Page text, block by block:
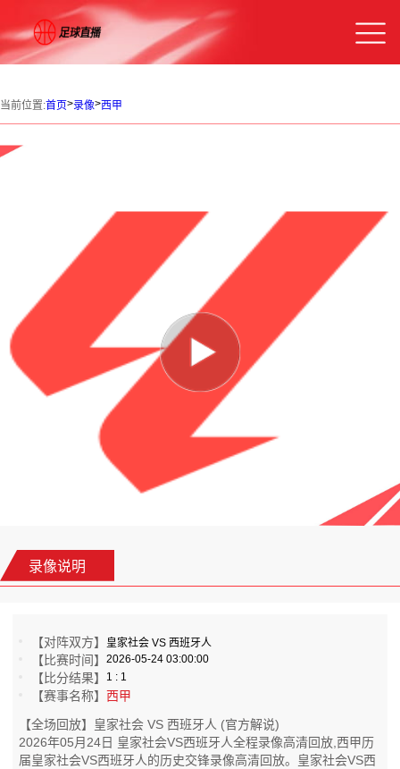
当前位置:首页>录像>西甲
录像说明
【对阵双方】 皇家社会 VS 西班牙人
【比赛时间】2026-05-24 03:00:00
【比分结果】 1 : 1
【赛事名称】西甲
【全场回放】皇家社会 VS 西班牙人 (官方解说)
2026年05月24日 皇家社会VS西班牙人全程录像高清回放,西甲历
届皇家社会VS西班牙人的历史交锋录像高清回放。皇家社会VS西